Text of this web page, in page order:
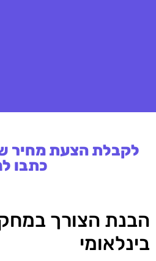
לקבלת הצעת מחיר
כתבו
הבנת הצורך
בינלאומי